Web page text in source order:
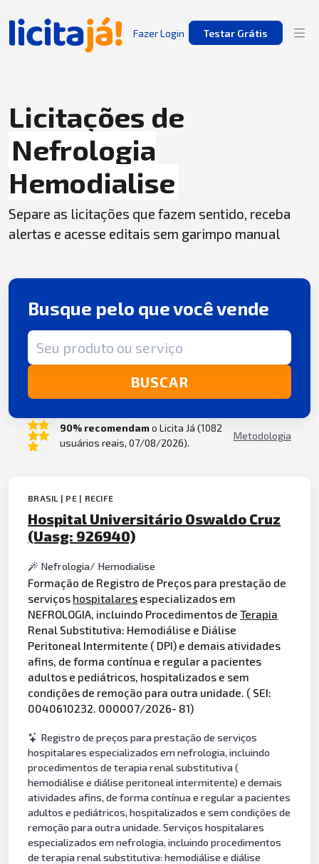
Fazer Login Testar Grátis
Licitações de
Nefrologia
Hemodialise
Separe as licitações que fazem sentido, receba
alertas e acesse editais sem garimpo manual
Busque pelo que você vende
Termo de busca
BUSCAR
90% recomendamo Licita Já (1082
usuários reais, 07/08/2026).
Metodologia
BRASIL | PE | RECIFE
Hospital Universitário Oswaldo Cruz
(Uasg: 926940)
Nefrologia/ Hemodialise
Formação de Registro de Preços para prestação de
serviços hospitalares especializados em
NEFROLOGIA, incluindo Procedimentos deTerapia
Renal Substitutiva: Hemodiálise e Diálise
Peritoneal Intermitente ( DPI) e demais atividades
afins, de forma contínua e regular a pacientes
adultos e pediátricos, hospitalizados e sem
condições de remoção para outra unidade. ( SEI:
0040610232. 000007/2026- 81)
Registro de preços para prestação de serviços
hospitalares especializados em nefrologia, incluindo
procedimentos de terapia renal substitutiva (
hemodiálise e diálise peritoneal intermitente) e demais
atividades afins, de forma contínua e regular a pacientes
adultos e pediátricos, hospitalizados e sem condições de
remoção para outra unidade. Serviços hospitalares
especializados em nefrologia, incluindo procedimentos
de terapia renal substitutiva: hemodiálise e diálise